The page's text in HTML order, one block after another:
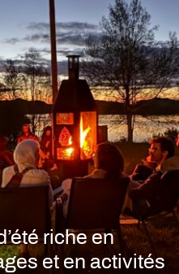
riche en
et en activités